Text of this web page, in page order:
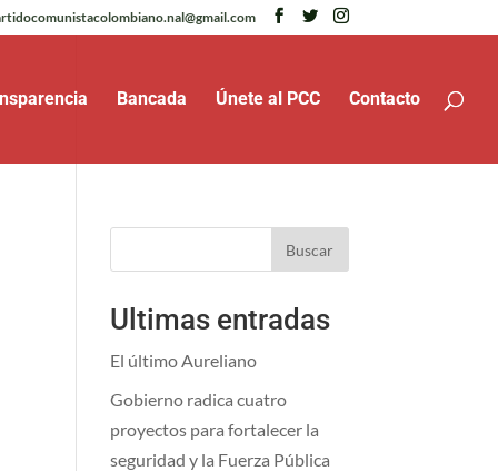
Bancada Únete al PCC Contacto
Buscar
Ultimas entradas
El último Aureliano
Gobierno radica cuatro
proyectos para fortalecer la
seguridad y la Fuerza Pública